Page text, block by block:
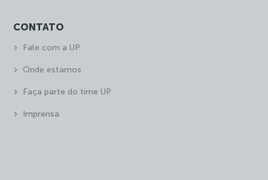
CONTATO
Fale com a UP
Onde estamos
Faça parte do time UP
Imprensa